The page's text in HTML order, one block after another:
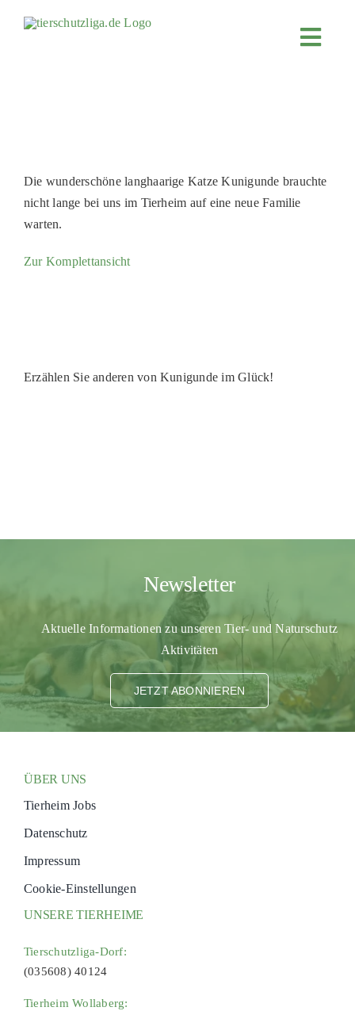
FÖRDERN & VERERBEN
4KIDS
Die wunderschöne langhaarige Katze Kunigunde brauchte
nicht lange bei uns im Tierheim auf eine neue Familie
warten.
Zur Komplettansicht
Erzählen Sie anderen von Kunigunde im Glück!
Newsletter
Aktuelle Informationen zu unseren Tier- und Naturschutz
Aktivitäten
JETZT ABONNIEREN
ÜBER UNS
Tierheim Jobs
Datenschutz
Impressum
Cookie-Einstellungen
UNSERE TIERHEIME
Tierschutzliga-Dorf:
(035608) 40124
Tierheim Wollaberg: